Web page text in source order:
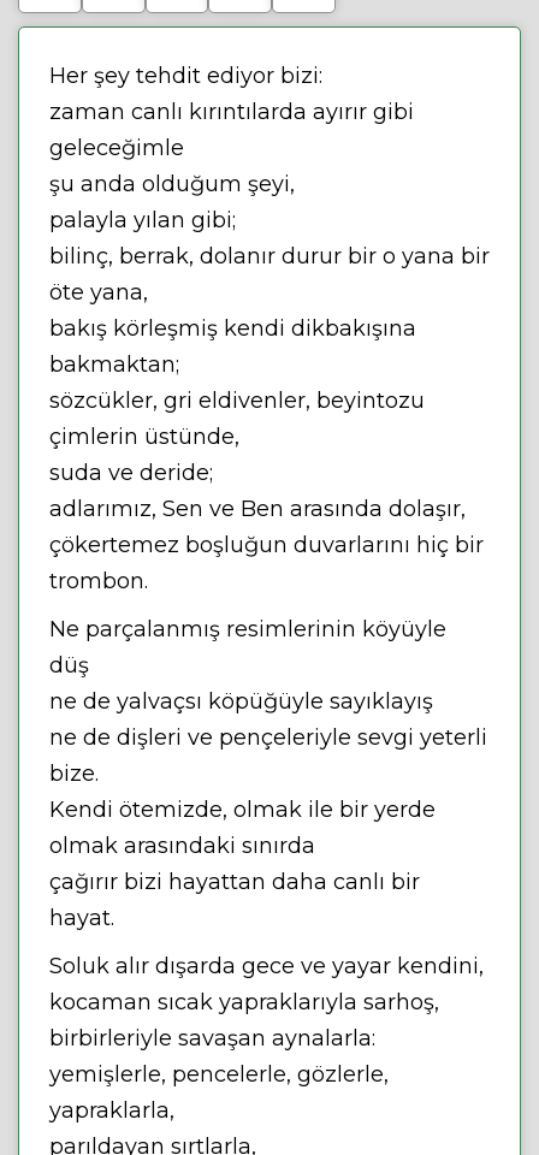
Her şey tehdit ediyor bizi:
zaman canlı kırıntılarda ayırır gibi
geleceğimle
şu anda olduğum şeyi,
palayla yılan gibi;
bilinç, berrak, dolanır durur bir o yana bir
öte yana,
bakış körleşmiş kendi dikbakışına
bakmaktan;
sözcükler, gri eldivenler, beyintozu
çimlerin üstünde,
suda ve deride;
adlarımız, Sen ve Ben arasında dolaşır,
çökertemez boşluğun duvarlarını hiç bir
trombon.
Ne parçalanmış resimlerinin köyüyle
düş
ne de yalvaçsı köpüğüyle sayıklayış
ne de dişleri ve pençeleriyle sevgi yeterli
bize.
Kendi ötemizde, olmak ile bir yerde
olmak arasındaki sınırda
çağırır bizi hayattan daha canlı bir
hayat.
Soluk alır dışarda gece ve yayar kendini,
kocaman sıcak yapraklarıyla sarhoş,
birbirleriyle savaşan aynalarla:
yemişlerle, pencelerle, gözlerle,
yapraklarla,
parıldayan sırtlarla,